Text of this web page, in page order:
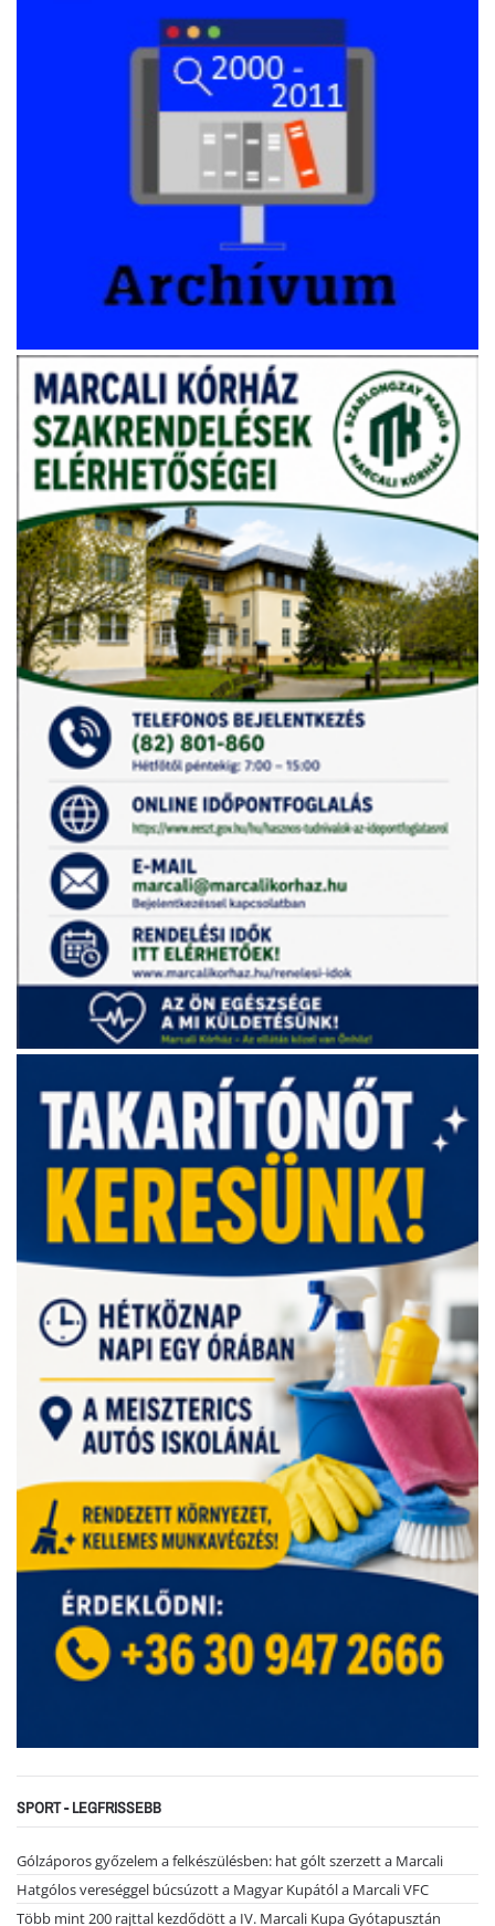
SPORT - LEGFRISSEBB
Gólzáporos győzelem a felkészülésben: hat gólt szerzett a Marcali
Hatgólos vereséggel búcsúzott a Magyar Kupától a Marcali VFC
Több mint 200 rajttal kezdődött a IV. Marcali Kupa Gyótapusztán